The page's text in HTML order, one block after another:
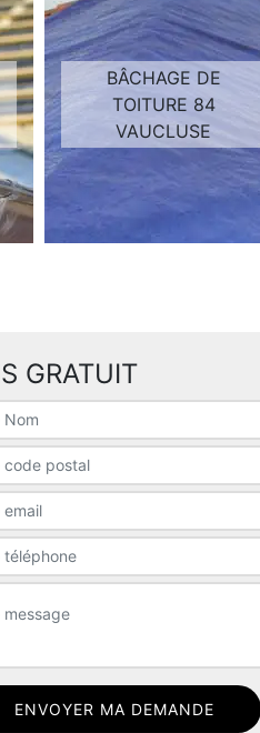
BÂCHAGE DE
TOITURE 84
VAUCLUSE
GRATUIT